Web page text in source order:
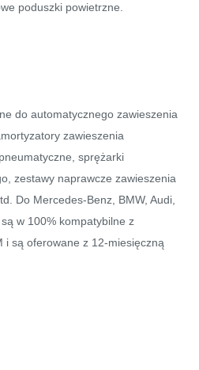
poduszki powietrzne.
do automatycznego zawieszenia
zawieszenia
sprężarki
zestawy naprawcze zawieszenia
Do Mercedes-Benz, BMW, Audi,
w 100% kompatybilne z
i są oferowane z 12-miesięczną